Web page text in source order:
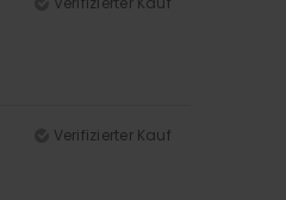
Verifizierter Kauf